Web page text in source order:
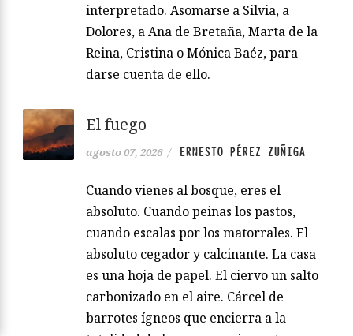
interpretado. Asomarse a Silvia, a
Dolores, a Ana de Bretaña, Marta de la
Reina, Cristina o Mónica Baéz, para
darse cuenta de ello.
El fuego
agosto 07, 2026 / ERNESTO PÉREZ ZUÑIGA
Cuando vienes al bosque, eres el
absoluto. Cuando peinas los pastos,
cuando escalas por los matorrales. El
absoluto cegador y calcinante. La casa
es una hoja de papel. El ciervo un salto
carbonizado en el aire. Cárcel de
barrotes ígneos que encierra a la